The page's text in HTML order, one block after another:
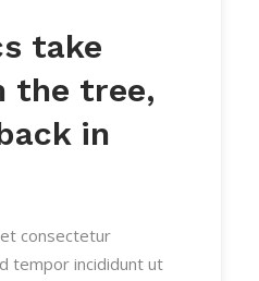
take
the tree,
in
consectetur
tempor incididunt ut